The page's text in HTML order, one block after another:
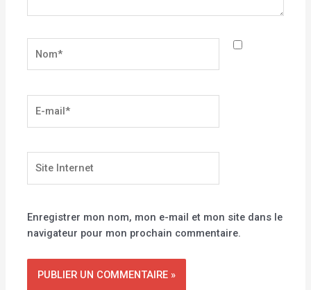
mail*
Internet
Enregistrer mon nom, mon e-mail et mon site dans le
navigateur pour mon prochain commentaire.